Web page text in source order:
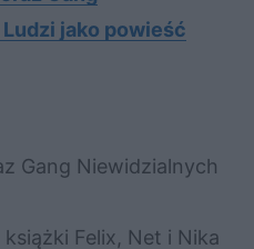
jako powieść
Gang Niewidzialnych
Felix, Net i Nika